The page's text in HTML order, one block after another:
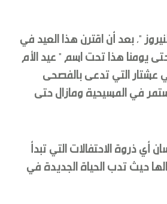
"، بعد أن اقترن هذا العيد في
يومنا هذا تحت اسم " عيد الأم
عشتار التي تدعى بالفصحى
في المسيحية ومازال حتى
السورية، فهو من الفترة 1-11 من نيسان أي ذروة الاحتفالات التي تبدأ
حيث تدب الحياة الجديدة في